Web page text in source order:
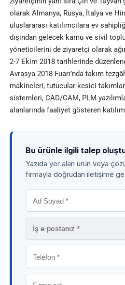
olarak Almanya, Rusya, İtalya ve
uluslararası katılımcılara ev
dışından gelecek kamu ve sivil
yöneticilerini de ziyaretçi olarak
2-7 Ekim 2018 tarihlerinde
Avrasya 2018 Fuarı’nda takım
makineleri, tutucular-kesici
sistemleri, CAD/CAM, PLM
alanlarında faaliyet gösteren
Bu ürünle ilgili talep
Yazıda yer alan ürün veya
firmayla doğrudan iletişime